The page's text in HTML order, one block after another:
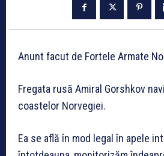
Anunt facut de Fortele Armate
Fregata rusă Amiral Gorshkov
coastelor Norvegiei.
Ea se află în mod legal în apele